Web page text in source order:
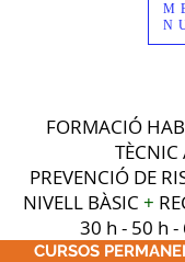
FORMACIÓ
TÈCNIC
PREVENCIÓ DE
NIVELL BÀSIC +
30 h - 50 h -
CURSOS